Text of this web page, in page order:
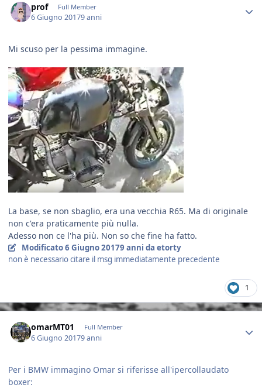
prof Full Member
6 Giugno 20179 anni
Mi scuso per la pessima immagine.
La base, se non sbaglio, era una vecchia R65. Ma di originale
non c'era praticamente più nulla.
Adesso non ce l'ha più. Non so che fine ha fatto.
Modificato6 Giugno 20179 anni da etorty
non è necessario citare il msg immediatamente precedente
1
omarMT01 Full Member
6 Giugno 20179 anni
Per i BMW immagino Omar si riferisse all'ipercollaudato
boxer: